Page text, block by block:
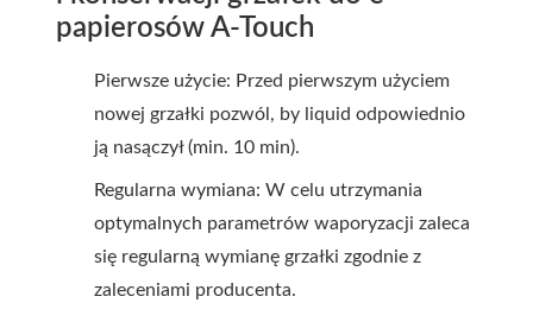
papierosów A-Touch
Pierwsze użycie: Przed pierwszym użyciem
nowej grzałki pozwól, by liquid odpowiednio
ją nasączył (min. 10 min).
Regularna wymiana: W celu utrzymania
optymalnych parametrów waporyzacji zaleca
się regularną wymianę grzałki zgodnie z
zaleceniami producenta.